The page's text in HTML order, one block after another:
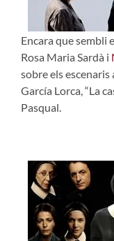
Encara que sembli
Rosa Maria Sardà i
sobre els
García Lorca, “La
Pasqual.